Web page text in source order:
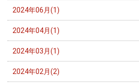
2024年06月(1)
2024年04月(1)
2024年03月(1)
2024年02月(2)